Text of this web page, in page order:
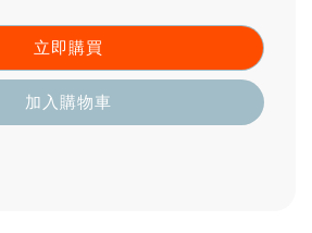
立即購買
加入購物車